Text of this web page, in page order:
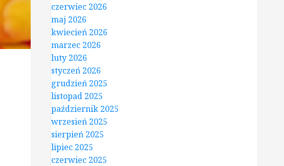
czerwiec 2026
maj 2026
kwiecień 2026
marzec 2026
luty 2026
styczeń 2026
grudzień 2025
listopad 2025
październik 2025
wrzesień 2025
sierpień 2025
lipiec 2025
czerwiec 2025